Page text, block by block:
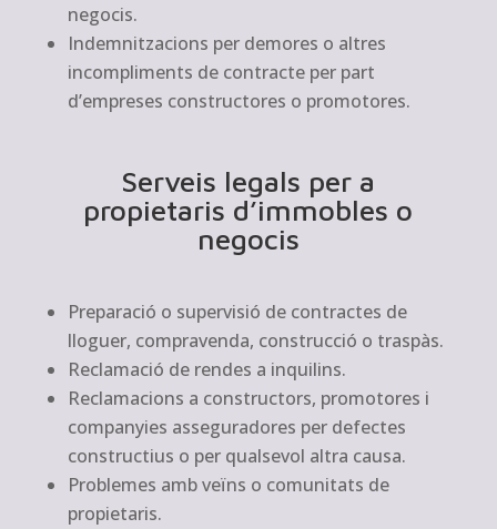
negocis.
Indemnitzacions per demores o altres
incompliments de contracte per part
d’empreses constructores o promotores.
Serveis legals per a
propietaris d’immobles o
negocis
Preparació o supervisió de contractes de
lloguer, compravenda, construcció o traspàs.
Reclamació de rendes a inquilins.
Reclamacions a constructors, promotores i
companyies asseguradores per defectes
constructius o per qualsevol altra causa.
Problemes amb veïns o comunitats de
propietaris.